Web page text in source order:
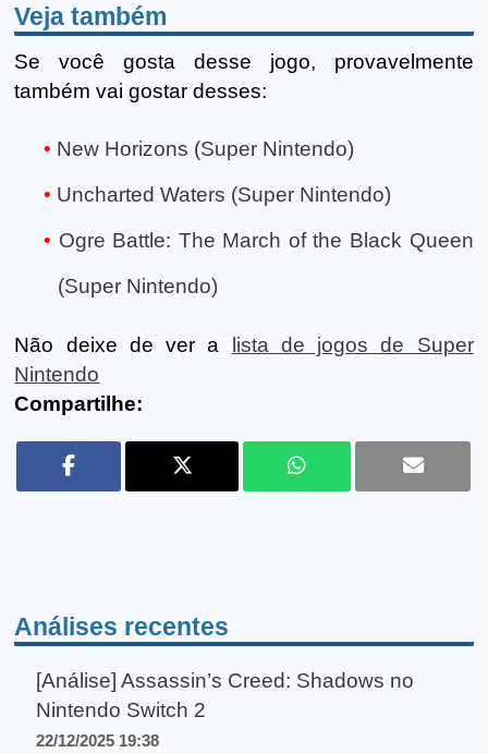
Veja também
Se você gosta desse jogo, provavelmente
também vai gostar desses:
New Horizons (Super Nintendo)
Uncharted Waters (Super Nintendo)
Ogre Battle: The March of the Black Queen
(Super Nintendo)
Não deixe de ver a
lista de jogos de Super
Nintendo
Compartilhe:
Análises recentes
[Análise] Assassin’s Creed: Shadows no
Nintendo Switch 2
22/12/2025 19:38